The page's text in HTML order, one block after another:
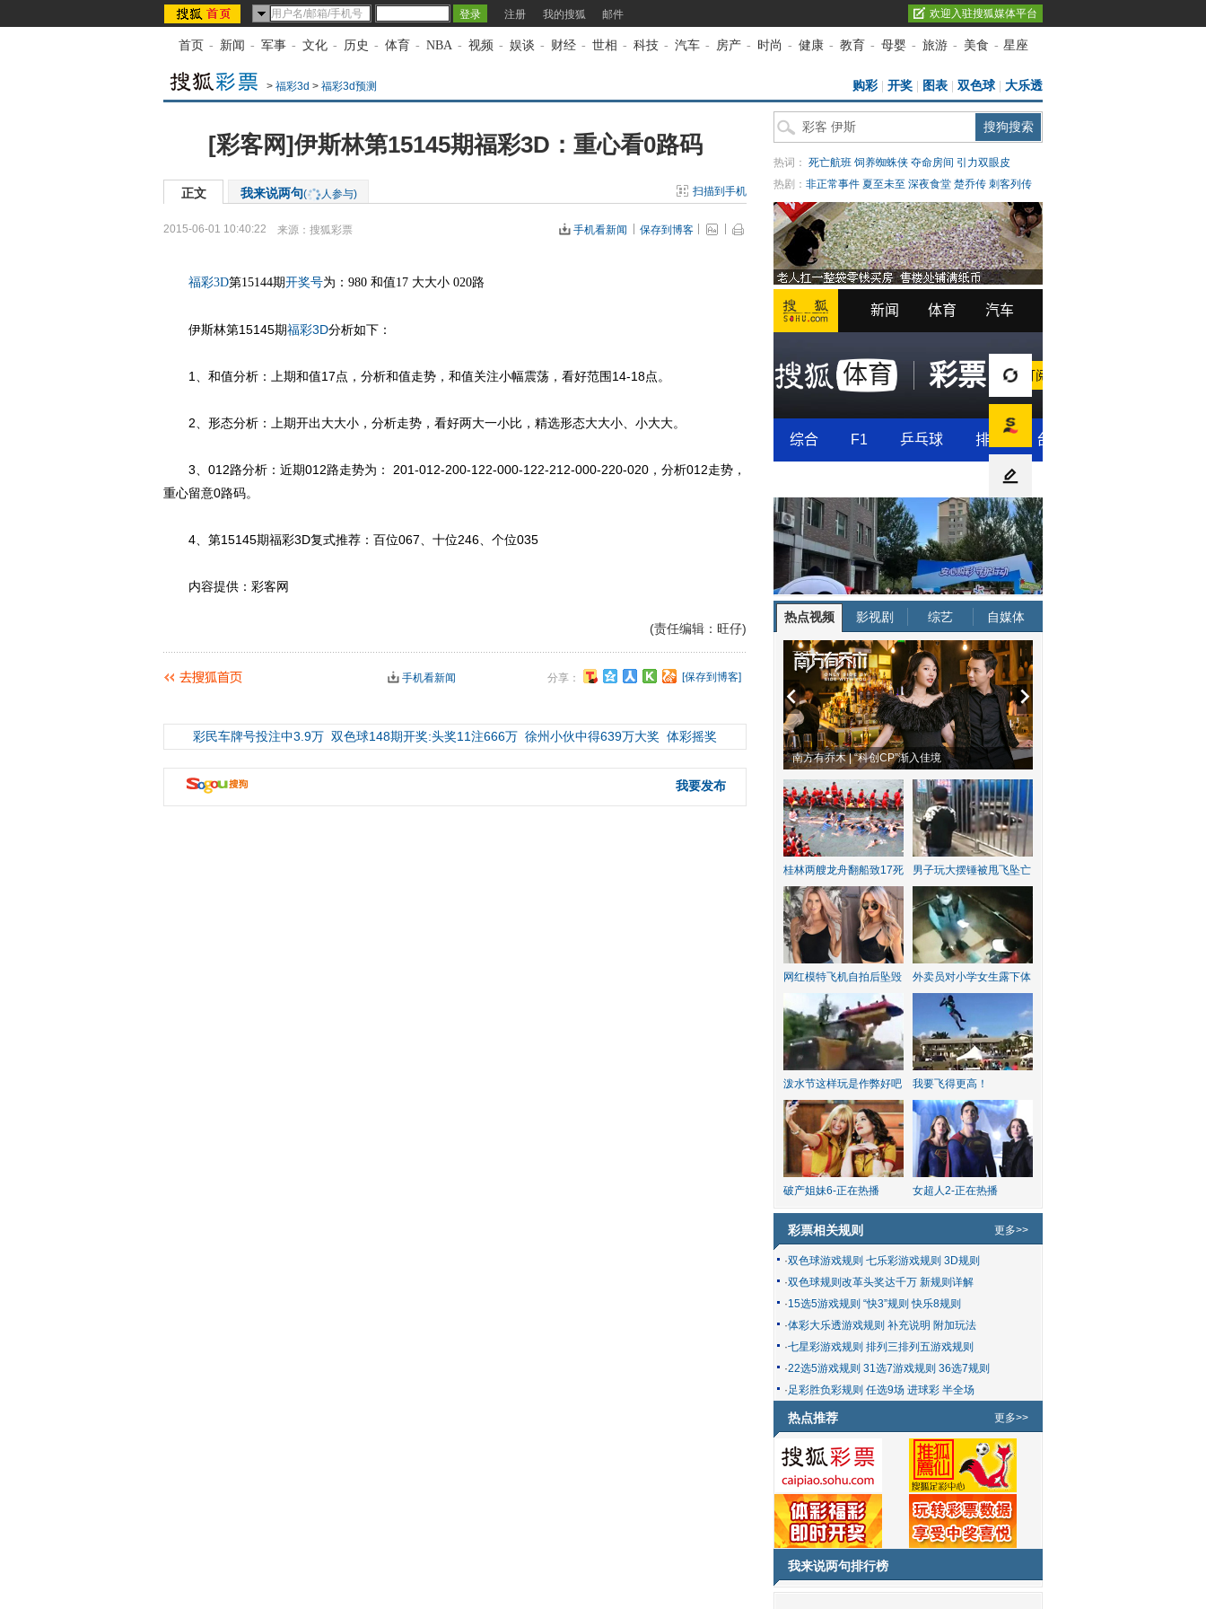
注册 我的搜狐 邮件 欢迎入驻搜狐媒体平台
首页 - 新闻 - 军事 - 文化 - 历史 - 体育 - NBA - 视频 - 娱谈 - 财经 - 世相 - 科技 - 汽车 - 房产 - 时尚 - 健康 - 教育 - 母婴 - 旅游 - 美食 - 星座
> 福彩3d > 福彩3d预测 购彩 开奖 图表 双色球| 大乐透
[彩客网]伊斯林第15145期福彩3D：重心看0路码
正文 我来说两句( 人参与) 扫描到手机
2015-06-01 10:40:22 来源： 搜狐彩票 手机看新闻 保存到博客
福彩3D第15144期开奖号为：980 和值17 大大小 020路
伊斯林第15145期福彩3D分析如下：
1、和值分析：上期和值17点，分析和值走势，和值关注小幅震荡，看好范围14-18点。
2、形态分析：上期开出大大小，分析走势，看好两大一小比，精选形态大大小、小大大。
3、012路分析：近期012路走势为： 201-012-200-122-000-122-212-000-220-020，分析012走势，
重心留意0路码。
4、第15145期福彩3D复式推荐：百位067、十位246、个位035
内容提供：彩客网
(责任编辑：旺仔)
分享： [保存到博客]
手机看新闻
彩民车牌号投注中3.9万 双色球148期开奖:头奖11注666万 徐州小伙中得639万大奖 体彩摇奖
我要发布
热词： 死亡航班 饲养蜘蛛侠 夺命房间 引力双眼皮
热剧： 非正常事件 夏至未至 深夜食堂 楚乔传 刺客列传
热点视频 影视剧 综艺 自媒体
南方有乔木 | “科创CP”渐入佳境
桂林两艘龙舟翻船致17死 男子玩大摆锤被甩飞坠亡
网红模特飞机自拍后坠毁 外卖员对小学女生露下体
泼水节这样玩是作弊好吧 我要飞得更高！
破产姐妹6-正在热播 女超人2-正在热播
彩票相关规则 更多>>
·双色球游戏规则 七乐彩游戏规则 3D规则
·双色球规则改革头奖达千万 新规则详解
·15选5游戏规则 “快3”规则 快乐8规则
·体彩大乐透游戏规则 补充说明 附加玩法
·七星彩游戏规则 排列三排列五游戏规则
·22选5游戏规则 31选7游戏规则 36选7规则
·足彩胜负彩规则 任选9场 进球彩 半全场
热点推荐 更多>>
我来说两句排行榜